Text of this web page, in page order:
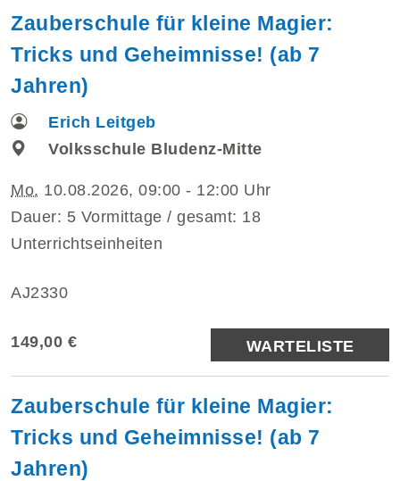
Zauberschule für kleine Magier:
Tricks und Geheimnisse! (ab 7
Jahren)
Erich Leitgeb
Volksschule Bludenz-Mitte
Mo. 10.08.2026, 09:00 - 12:00 Uhr
Dauer: 5 Vormittage / gesamt: 18
Unterrichtseinheiten
AJ2330
149,00 € WARTELISTE
Zauberschule für kleine Magier:
Tricks und Geheimnisse! (ab 7
Jahren)